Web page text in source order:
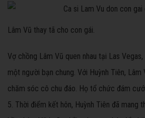
Lâm Vũ thay tã cho con gái.
Vợ chồng Lâm Vũ quen nhau tại Las
một người bạn chung. Với Huỳnh Tiên, Lâm
chăm sóc cô chu đáo. Họ tổ chức đám
5. Thời điểm kết hôn, Huỳnh Tiên đã mang